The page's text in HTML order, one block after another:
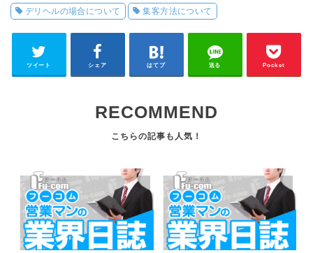
デリヘルの場合について 集客方法について
ツイート シェア はてブ 送る Pocket
RECOMMEND